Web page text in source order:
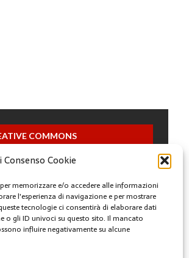
Consenso Cookie
memorizzare e/o accedere alle informazioni
l'esperienza di navigazione e per mostrare
tecnologie ci consentirà di elaborare dati
gli ID univoci su questo sito. Il mancato
influire negativamente su alcune
COMMONS
opera è concessa in licenza con i termini